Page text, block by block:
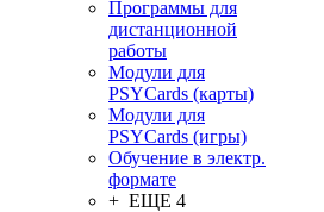
Программы для
дистанционной
работы
Модули для
PSYCards (карты)
Модули для
PSYCards (игры)
Обучение в электр.
формате
+ ЕЩЕ 4